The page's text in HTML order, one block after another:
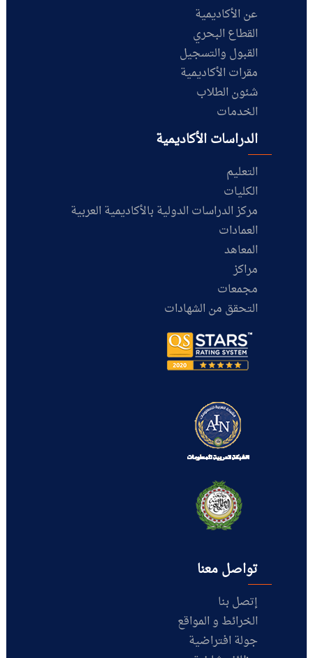
عن الأكاديمية
القطاع البحري
القبول والتسجيل
مقرات الأكاديمية
شئون الطلاب
الخدمات
الدراسات الأكاديمية
التعليم
الكليات
مركز الدراسات الدولية بالأكاديمية العربية
العمادات
المعاهد
مراكز
مجمعات
التحقق من الشهادات
تواصل معنا
إتصل بنا
الخرائط و المواقع
جولة افتراضية